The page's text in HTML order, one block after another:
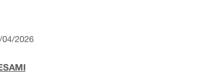
04/2026